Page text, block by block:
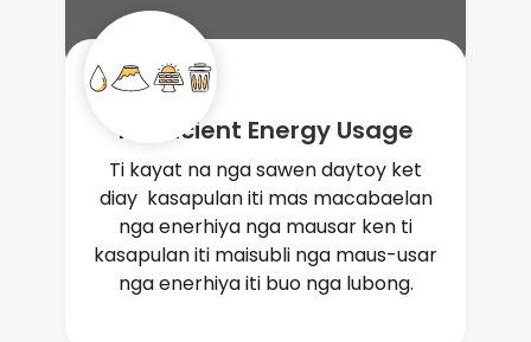
Inefficient Energy Usage
Ti kayat na nga sawen daytoy ket
diay kasapulan iti mas macabaelan
nga enerhiya nga mausar ken ti
kasapulan iti maisubli nga maus-usar
nga enerhiya iti buo nga lubong.